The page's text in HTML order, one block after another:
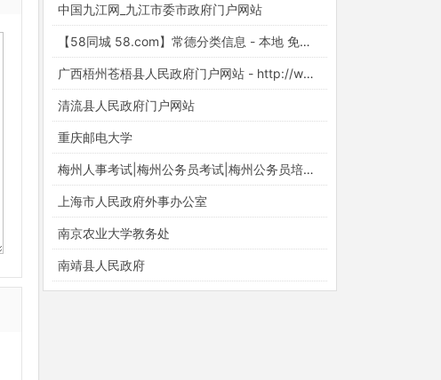
中国九江网_九江市委市政府门户网站
【58同城 58.com】常德分类信息 - 本地 免费 高效
广西梧州苍梧县人民政府门户网站 - http://www.cangwu.gov.cn/
清流县人民政府门户网站
重庆邮电大学
梅州人事考试|梅州公务员考试|梅州公务员培训【梅州华图】
上海市人民政府外事办公室
南京农业大学教务处
南靖县人民政府